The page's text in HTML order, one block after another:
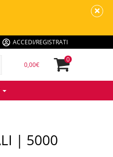
ACCEDI/REGISTRATI
0,00€
0